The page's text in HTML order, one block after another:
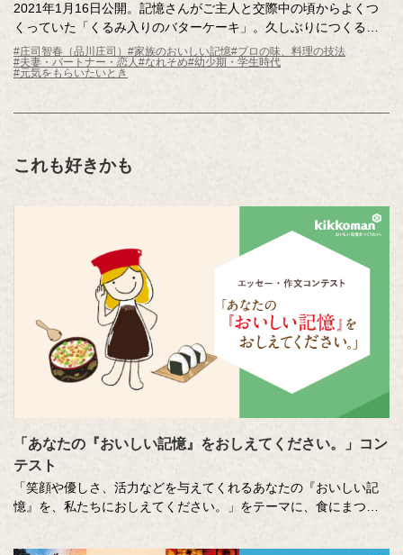
2021年1月16日公開。記憶さんがご主人と交際中の頃からよくつ
くっていた「くるみ入りのバターケーキ」。久しぶりにつくる
と、少し重たく感じる。これからもおいしく食べられるように、
記憶さん憧れの今田美奈子先生に直接教えていただくサプライズ
#庄司智春（品川庄司） #家族のおいしい記憶#プロの味、料理の技法
#夫妻・パートナー・恋人#なれそめ#幼少期・学生時代
#元気をもらいたいとき
これも好きかも
「あなたの『おいしい記憶』をおしえてください。」コン
テスト
「笑顔や優しさ、活力などを与えてくれるあなたの『おいしい記
憶』を、私たちにおしえてください。」をテーマに、食にまつわ